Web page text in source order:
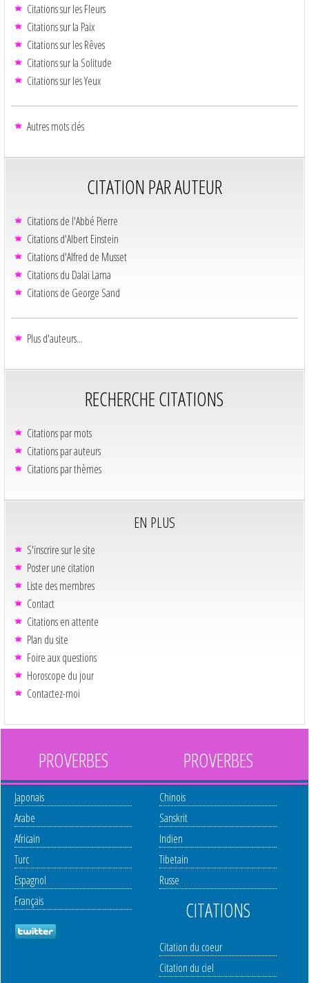
Citations sur les Fleurs
Citations sur la Paix
Citations sur les Rêves
Citations sur la Solitude
Citations sur les Yeux
Autres mots clés
CITATION PAR AUTEUR
Citations de l'Abbé Pierre
Citations d'Albert Einstein
Citations d'Alfred de Musset
Citations du Dalaï Lama
Citations de George Sand
Plus d'auteurs...
RECHERCHE CITATIONS
Citations par mots
Citations par auteurs
Citations par thèmes
EN PLUS
S'inscrire sur le site
Poster une citation
Liste des membres
Contact
Citations en attente
Plan du site
Foire aux questions
Horoscope du jour
Contactez-moi
PROVERBES
Japonais
Arabe
Africain
Turc
Espagnol
Français
PROVERBES
Chinois
Sanskrit
Indien
Tibetain
Russe
CITATIONS
Citation du coeur
Citation du ciel